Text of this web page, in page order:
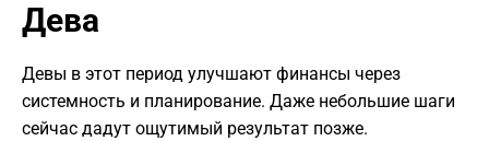
Дева
Девы в этот период улучшают финансы через
системность и планирование. Даже небольшие шаги
сейчас дадут ощутимый результат позже.